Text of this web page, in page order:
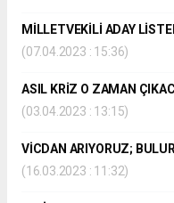
MİLLETVEKİLİ ADAY
(07.04.2023 : 15:36)
ASIL KRİZ O ZAMAN
(03.04.2023 : 13:15)
VİCDAN ARIYORUZ;
(16.03.2023 : 11:32)